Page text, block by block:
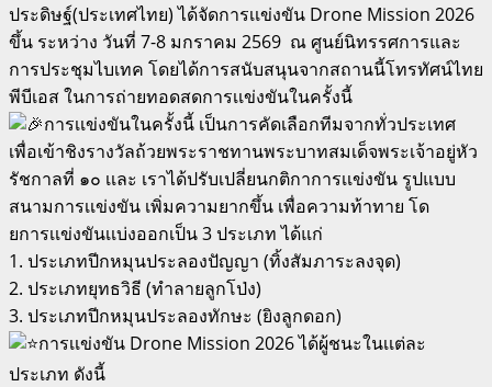
ประดิษฐ์(ประเทศไทย) ได้จัดการเเข่งขัน Drone Mission 2026
ขึ้น ระหว่าง วันที่ 7-8 มกราคม 2569 ณ ศูนย์นิทรรศการและ
การประชุมไบเทค โดยได้การสนับสนุนจากสถานนี้โทรทัศน์ไทย
พีบีเอส ในการถ่ายทอดสดการเเข่งขันในครั้งนี้
การเเข่งขันในครั้งนี้ เป็นการคัดเลือกทีมจากทั่วประเทศ
เพื่อเข้าชิงรางวัลถ้วยพระราชทานพระบาทสมเด็จพระเจ้าอยู่หัว
รัชกาลที่ ๑๐ เเละ เราได้ปรับเปลี่ยนกติกาการเเข่งขัน รูปแบบ
สนามการเเข่งขัน เพิ่มความยากขึ้น เพื่อความท้าทาย โด
ยการเเข่งขันเเบ่งออกเป็น 3 ประเภท ได้แก่
1. ประเภทปีกหมุนประลองปัญญา (ทิ้งสัมภาระลงจุด)
2. ประเภทยุทธวิธี (ทำลายลูกโป่ง)
3. ประเภทปีกหมุนประลองทักษะ (ยิงลูกดอก)
การเเข่งขัน Drone Mission 2026 ได้ผู้ชนะในเเต่ละ
ประเภท ดังนี้